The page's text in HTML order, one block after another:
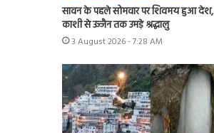
सावन के पहले सोमवार पर शिवमय हुआ देश,
काशी से उज्जैन तक उमड़े श्रद्धालु
3 August 2026 - 7:28 AM